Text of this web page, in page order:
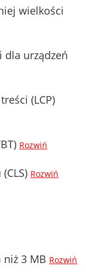
wielkości
dla urządzeń
(LCP)
Rozwiń
Rozwiń
niż 3 MB Rozwiń